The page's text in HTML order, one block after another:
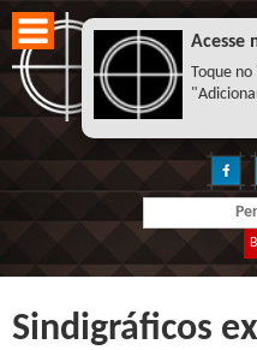
Sindigráficos
Acesse
Toque no